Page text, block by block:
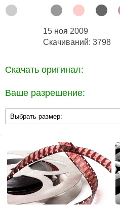
15 ноя 2009
Скачиваний: 3798
Скачать оригинал:
Ваше разрешение: